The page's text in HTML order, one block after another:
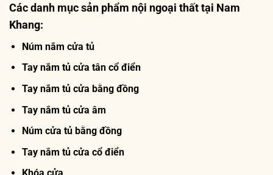
Các danh mục sản phẩm nội ngoại thất tại Nam
Khang:
Núm nắm cửa tủ
Tay nắm tủ cửa tân cổ điển
Tay nắm tủ cửa bằng đồng
Tay nắm tủ cửa âm
Núm cửa tủ bằng đồng
Tay nắm tủ cửa cổ điển